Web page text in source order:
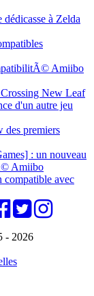
à Zelda
Amiibo
New Leaf
d'un autre jeu
des premiers
: un nouveau
Amiibo
compatible avec
- 2026